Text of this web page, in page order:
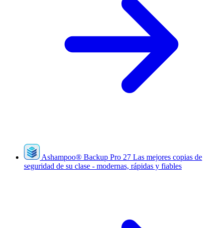
Ashampoo® Backup Pro 27 Las mejores copias de
seguridad de su clase - modernas, rápidas y fiables